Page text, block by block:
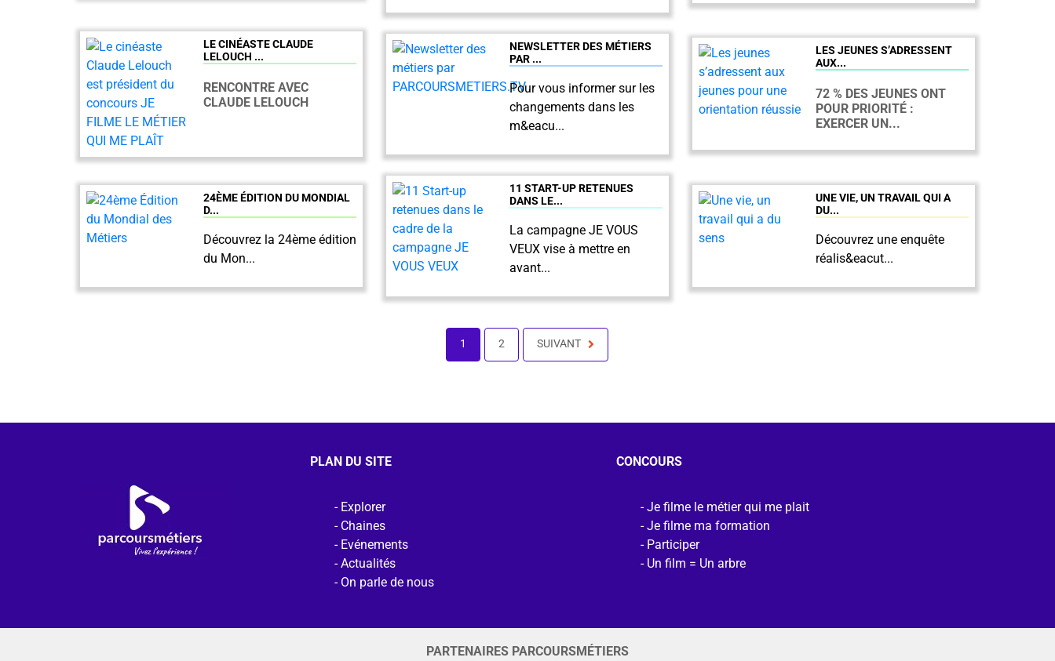
LE CINÉASTE CLAUDE
LELOUCH ...
RENCONTRE AVEC
CLAUDE LELOUCH
NEWSLETTER DES MÉTIERS
PAR ...
Pour vous informer sur les
changements dans les
m&eacu...
LES JEUNES S’ADRESSENT
AUX...
72 % DES JEUNES ONT
POUR PRIORITÉ :
EXERCER UN...
24ÈME ÉDITION DU MONDIAL
D...
Découvrez la 24ème édition
du Mon...
11 START-UP RETENUES
DANS LE...
La campagne JE VOUS
VEUX vise à mettre en
avant...
UNE VIE, UN TRAVAIL QUI A
DU...
Découvrez une enquête
réalis&eacut...
1 2 SUIVANT
PLAN DU SITE
Explorer
Chaines
Evénements
Actualités
On parle de nous
CONCOURS
Je filme le métier qui me plait
Je filme ma formation
Participer
Un film = Un arbre
PARTENAIRES PARCOURSMÉTIERS